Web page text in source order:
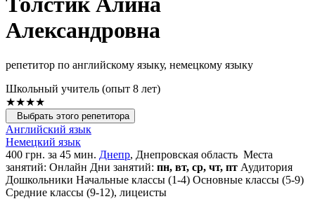
Александровна
репетитор по английскому языку, немецкому языку
Школьный учитель (опыт 8 лет)
★★★★
Выбрать этого репетитора
Английский язык
Немецкий язык
400 грн. за 45 мин. Днепр, Днепровская область Места
занятий: Онлайн Дни занятий: пн, вт, ср, чт, пт Аудитория
Дошкольники Начальные классы (1-4) Основные классы (5-9)
Средние классы (9-12), лицеисты